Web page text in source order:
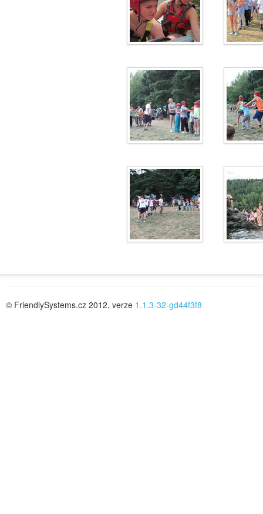
© FriendlySystems.cz 2012, verze 1.1.3-32-gd44f3f8